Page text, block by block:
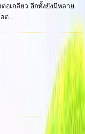
อเกลียว อีกทั้งยังมีหลาย
ต่...